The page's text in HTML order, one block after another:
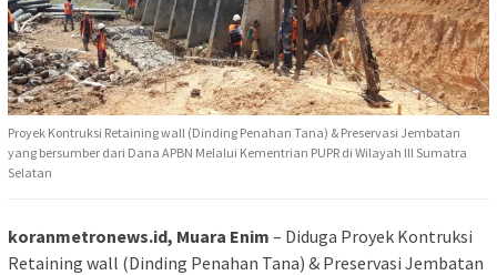
Proyek Kontruksi Retaining wall (Dinding Penahan Tana) & Preservasi Jembatan
yang bersumber dari Dana APBN Melalui Kementrian PUPR di Wilayah lll Sumatra
Selatan
koranmetronews.id, Muara Enim – Diduga Proyek Kontruksi
Retaining wall (Dinding Penahan Tana) & Preservasi Jembatan